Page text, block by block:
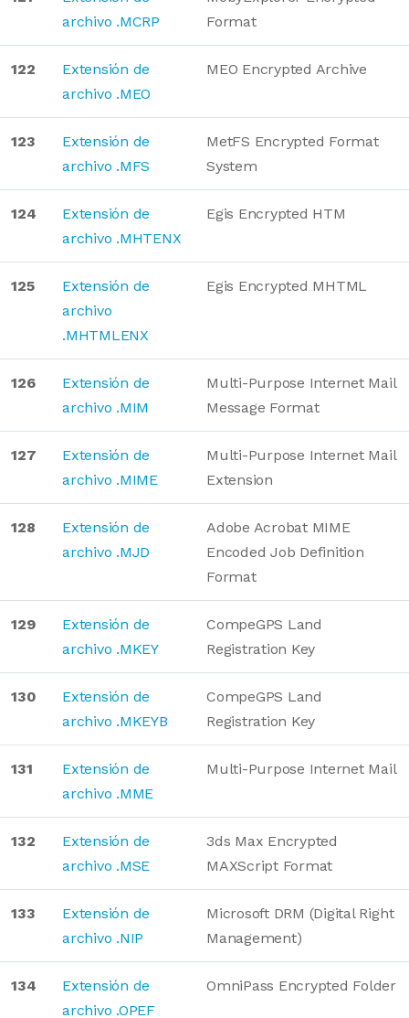
archivo .MCRP
Format
122
Extensión de
archivo .MEO
MEO Encrypted Archive
123
Extensión de
archivo .MFS
MetFS Encrypted Format
System
124
Extensión de
archivo .MHTENX
Egis Encrypted HTM
125
Extensión de
archivo
.MHTMLENX
Egis Encrypted MHTML
126
Extensión de
archivo .MIM
Multi-Purpose Internet Mail
Message Format
127
Extensión de
archivo .MIME
Multi-Purpose Internet Mail
Extension
128
Extensión de
archivo .MJD
Adobe Acrobat MIME
Encoded Job Definition
Format
129
Extensión de
archivo .MKEY
CompeGPS Land
Registration Key
130
Extensión de
archivo .MKEYB
CompeGPS Land
Registration Key
131
Extensión de
archivo .MME
Multi-Purpose Internet Mail
132
Extensión de
archivo .MSE
3ds Max Encrypted
MAXScript Format
133
Extensión de
archivo .NIP
Microsoft DRM (Digital Right
Management)
134
Extensión de
archivo .OPEF
OmniPass Encrypted Folder